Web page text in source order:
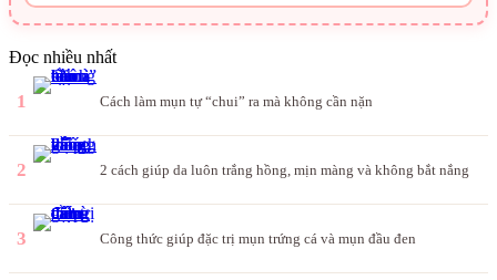
Đọc nhiều nhất
1 Cách làm mụn tự “chui” ra mà không cần nặn
2 2 cách giúp da luôn trắng hồng, mịn màng và không bắt nắng
3 Công thức giúp đặc trị mụn trứng cá và mụn đầu đen